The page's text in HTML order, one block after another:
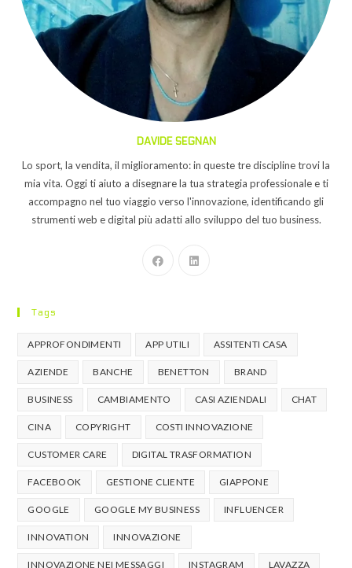
DAVIDE SEGNAN
Lo sport, la vendita, il miglioramento: in queste tre discipline trovi la
mia vita. Oggi ti aiuto a disegnare la tua strategia professionale e ti
accompagno nel tuo viaggio verso l'innovazione, identificando gli
strumenti web e digital più adatti allo sviluppo del tuo business.
Tags
APPROFONDIMENTI APP UTILI ASSITENTI CASA
AZIENDE BANCHE BENETTON BRAND
BUSINESS CAMBIAMENTO CASI AZIENDALI CHAT
CINA COPYRIGHT COSTI INNOVAZIONE
CUSTOMER CARE DIGITAL TRASFORMATION
FACEBOOK GESTIONE CLIENTE GIAPPONE
GOOGLE GOOGLE MY BUSINESS INFLUENCER
INNOVATION INNOVAZIONE
INNOVAZIONE NEI MESSAGGI INSTAGRAM LAVAZZA